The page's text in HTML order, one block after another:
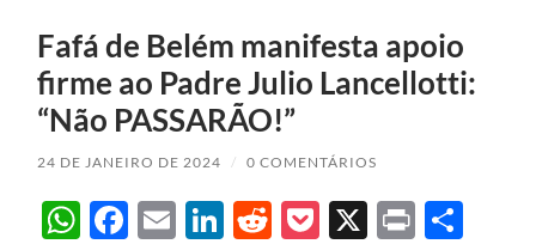
Fafá de Belém manifesta apoio
firme ao Padre Julio Lancellotti:
“Não PASSARÃO!”
24 DE JANEIRO DE 2024 / 0 COMENTÁRIOS
WhatsApp
Facebook
EmailLinkedIn
Reddit
Pocket
X Print